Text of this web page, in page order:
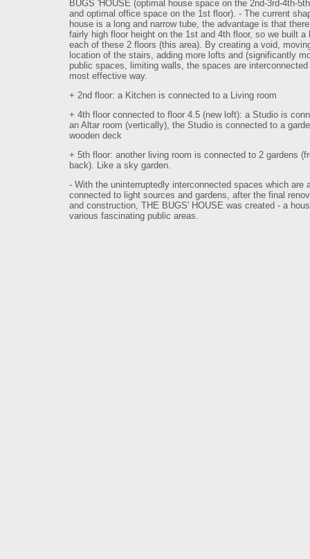
BUGS 'HOUSE (optimal house space on the 2nd-3rd-4th-
and optimal office space on the 1st floor). - The current
house is a long and narrow tube, the advantage is that
fairly high floor height on the 1st and 4th floor, so we built a
each of these 2 floors (this area). By creating a void,
location of the stairs, adding more lofts and (significantly
public spaces, limiting walls, the spaces are
most effective way.
+ 2nd floor: a Kitchen is connected to a Living room
+ 4th floor connected to floor 4.5 (new loft): a Studio is
an Altar room (vertically), the Studio is connected to a
wooden deck
+ 5th floor: another living room is connected to 2 gardens
back). Like a sky garden.
- With the uninterruptedly interconnected spaces which are
connected to light sources and gardens, after the final
and construction, THE BUGS' HOUSE was created - a
various fascinating public areas.